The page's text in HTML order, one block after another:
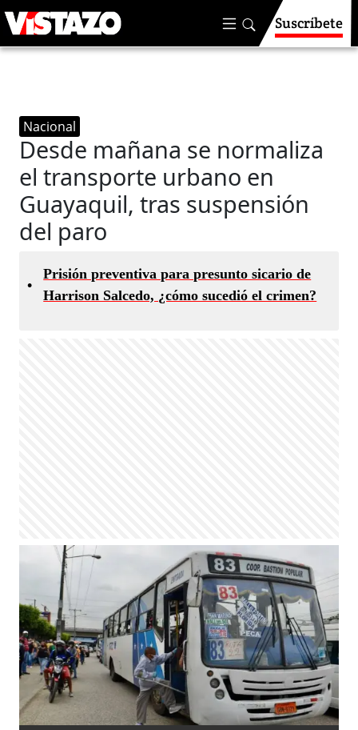
Suscríbete
Nacional
Desde mañana se normaliza
el transporte urbano en
Guayaquil, tras suspensión
del paro
•
Prisión preventiva para presunto sicario de
Harrison Salcedo, ¿cómo sucedió el crimen?